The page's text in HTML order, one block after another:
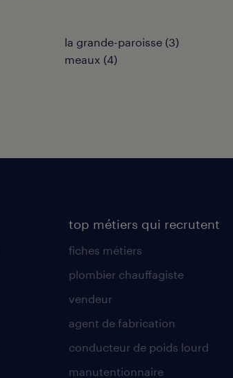
la grande-paroisse (3)
meaux (4)
top métiers qui recrutent
fiches métiers
plombier chauffagiste
vendeur
agent de fabrication
conducteur de poids lourd
manutentionnaire